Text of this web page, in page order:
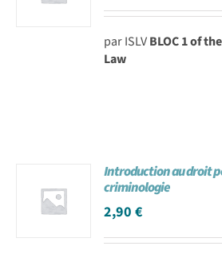
par ISLVBLOC 1 of
Law
Introduction au droit
criminologie
2,90€